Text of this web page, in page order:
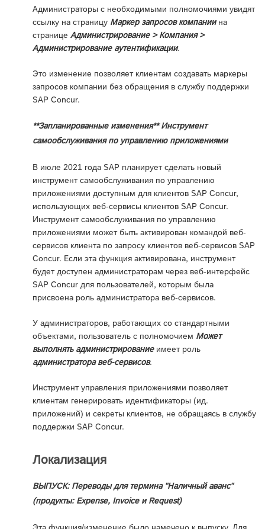
Администраторы с необходимыми полномочиями увидят
ссылку на страницу Маркер запросов компаниина
странице Администрирование > Компания >
Администрирование аутентификации.
Это изменение позволяет клиентам создавать маркеры
запросов компании без обращения в службу поддержки
SAP Concur.
**Запланированные изменения** Инструмент
самообслуживания по управлению приложениями
В июле 2021 года SAP планирует сделать новый
инструмент самообслуживания по управлению
приложениями доступным для клиентов SAP Concur,
использующих веб-сервисы клиентов SAP Concur.
Инструмент самообслуживания по управлению
приложениями может быть активирован командой веб-
сервисов клиента по запросу клиентов веб-сервисов SAP
Concur. Если эта функция активирована, инструмент
будет доступен администраторам через веб-интерфейс
SAP Concur для пользователей, которым была
присвоена роль администратора веб-сервисов.
У администраторов, работающих со стандартными
объектами, пользователь с полномочием Может
выполнять администрированиеимеет роль
администратора веб-сервисов.
Инструмент управления приложениями позволяет
клиентам генерировать идентификаторы (ид.
приложений) и секреты клиентов, не обращаясь в службу
поддержки SAP Concur.
Локализация
ВЫПУСК: Переводы для термина "Наличный аванс"
(продукты: Expense, Invoice и Request)